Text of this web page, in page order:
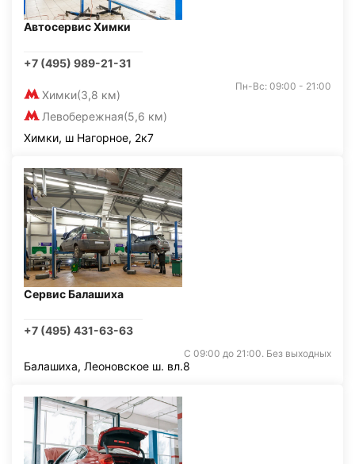
Автосервис Химки
+7 (495) 989-21-31
Химки(3,8 км)
Левобережная(5,6 км)
Пн-Вс: 09:00 - 21:00
Химки, ш Нагорное, 2к7
Сервис Балашиха
+7 (495) 431-63-63
С 09:00 до 21:00. Без выходных
Балашиха, Леоновское ш. вл.8